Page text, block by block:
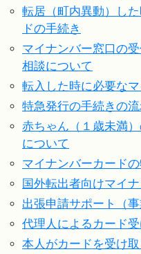
転居（町内異動）し
ドの手続き
マイナンバー窓口の
相談について
転入した時に必要な
特急発行の手続きの
赤ちゃん（１歳未満
について
マイナンバーカード
国外転出者向けマイ
出張申請サポート（
代理人によるカード受
本人がカードを受け